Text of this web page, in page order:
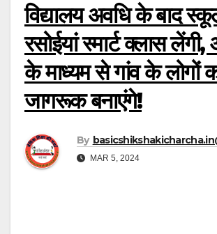
विद्यालय अवधि के बाद
रसोईयां स्मार्ट क्लास
के माध्यम से गांव के लोगों
जागरूक बनाएंगे!
By
MAR 5, 2024